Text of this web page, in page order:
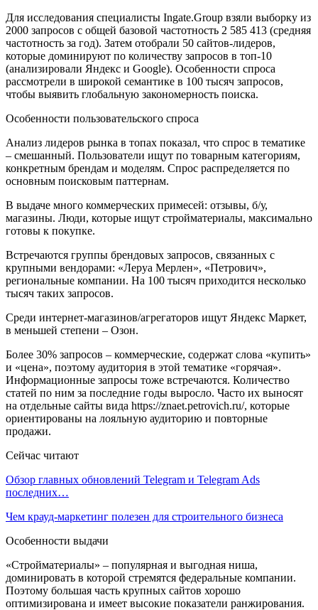
Для исследования специалисты Ingate.Group взяли выборку из
2000 запросов с общей базовой частотность 2 585 413 (средняя
частотность за год). Затем отобрали 50 сайтов-лидеров,
которые доминируют по количеству запросов в топ-10
(анализировали Яндекс и Google). Особенности спроса
рассмотрели в широкой семантике в 100 тысяч запросов,
чтобы выявить глобальную закономерность поиска.
Особенности пользовательского спроса
Анализ лидеров рынка в топах показал, что спрос в тематике
– смешанный. Пользователи ищут по товарным категориям,
конкретным брендам и моделям. Спрос распределяется по
основным поисковым паттернам.
В выдаче много коммерческих примесей: отзывы, б/у,
магазины. Люди, которые ищут стройматериалы, максимально
готовы к покупке.
Встречаются группы брендовых запросов, связанных с
крупными вендорами: «Леруа Мерлен», «Петрович»,
региональные компании. На 100 тысяч приходится несколько
тысяч таких запросов.
Среди интернет-магазинов/агрегаторов ищут Яндекс Маркет,
в меньшей степени – Озон.
Более 30% запросов – коммерческие, содержат слова «купить»
и «цена», поэтому аудитория в этой тематике «горячая».
Информационные запросы тоже встречаются. Количество
статей по ним за последние годы выросло. Часто их выносят
на отдельные сайты вида https://znaet.petrovich.ru/, которые
ориентированы на лояльную аудиторию и повторные
продажи.
Сейчас читают
Обзор главных обновлений Telegram и Telegram Ads
последних…
Чем крауд-маркетинг полезен для строительного бизнеса
Особенности выдачи
«Стройматериалы» – популярная и выгодная ниша,
доминировать в которой стремятся федеральные компании.
Поэтому большая часть крупных сайтов хорошо
оптимизирована и имеет высокие показатели ранжирования.